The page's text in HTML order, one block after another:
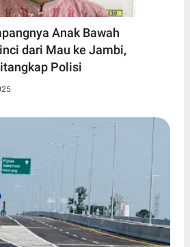
Anak Bawah
dari Mau ke Jambi,
Polisi